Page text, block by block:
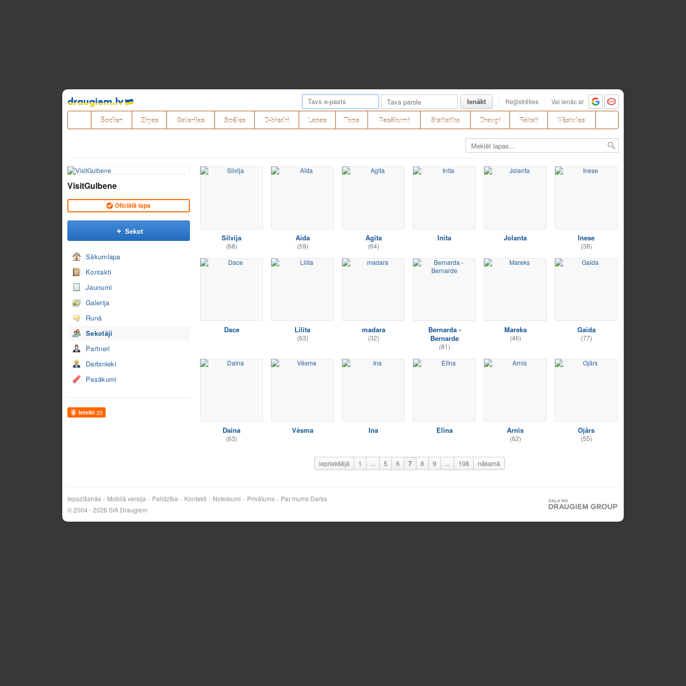
Pāriet
uz
saturu
Ienākt Reģistrēties Vai ienāc ar
Šodien Ziņas Galerijas Spēles D-biedri Lapas Tops Pasākumi Statistika Draugi Raksti Vēstules
VisitGulbene
Oficiālā lapa
Sekot
Sākumlapa
Kontakti
Jaunumi
Galerija
Runā
Sekotāji
Partneri
Darbinieki
Pasākumi
Ieteikt 23
Silvija
(68)
Aīda
(59)
Agita
(64)
Inita Jolanta Inese
(38)
Dace Lilita
(63)
madara
(32)
Bernarda -
Bernarde
(81)
Mareks
(46)
Gaida
(77)
Daina
(63)
Vēsma Ina Elīna Arnis
(62)
Ojārs
(55)
iepriekšējā 1 ... 5 6 7 8 9 ... 108 nākamā
Iepazīšanās Mobilā versija Palīdzība Kontakti Noteikumi Privātums Par mums Darbs
© 2004 - 2026 SIA Draugiem